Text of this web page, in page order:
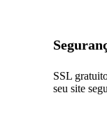
SSL
seu site